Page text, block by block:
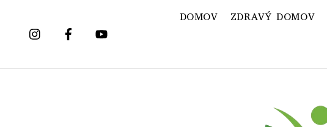
content
DOMOV ZDRAVÝ DOMOV